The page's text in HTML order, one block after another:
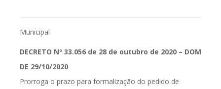
Municipal
DECRETO Nº 33.056 de 28 de outubro de 2020 – DOM
DE 29/10/2020
Prorroga o prazo para formalização do pedido de